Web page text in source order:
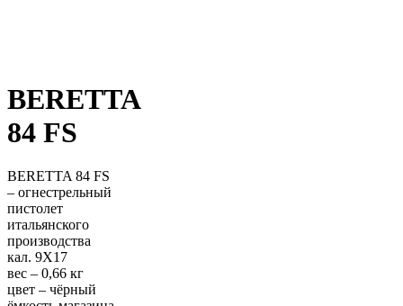
BERETTA
84 FS
BERETTA 84 FS
– огнестрельный
пистолет
итальянского
производства
кал. 9X17
вес – 0,66 кг
цвет – чёрный